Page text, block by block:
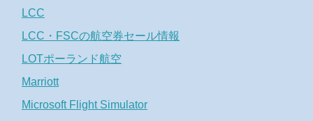
LCC
LCC・FSCの航空券セール情報
LOTポーランド航空
Marriott
Microsoft Flight Simulator